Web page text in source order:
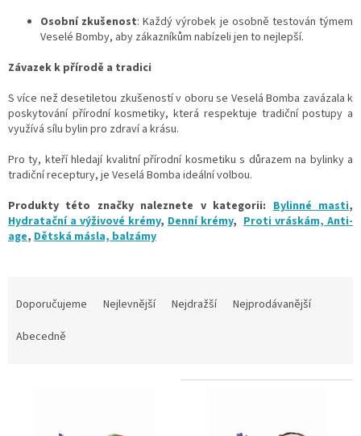
Osobní zkušenost: Každý výrobek je osobně testován týmem
Veselé Bomby, aby zákazníkům nabízeli jen to nejlepší.
Závazek k přírodě a tradici
S více než desetiletou zkušeností v oboru se Veselá Bomba zavázala k
poskytování přírodní kosmetiky, která respektuje tradiční postupy a
využívá sílu bylin pro zdraví a krásu.
Pro ty, kteří hledají kvalitní přírodní kosmetiku s důrazem na bylinky a
tradiční receptury, je Veselá Bomba ideální volbou.
Produkty této značky naleznete v kategorii: Bylinné masti,
Hydratační a výživové krémy, Denní krémy, Proti vráskám, Anti-
age, Dětská másla, balzámy
Doporučujeme Nejlevnější Nejdražší
Nejprodávanější
Abecedně